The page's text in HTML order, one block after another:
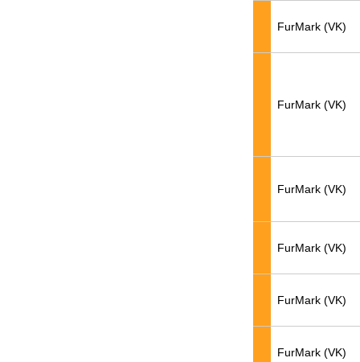
FurMark (VK)
FurMark (VK)
FurMark (VK)
FurMark (VK)
FurMark (VK)
FurMark (VK)